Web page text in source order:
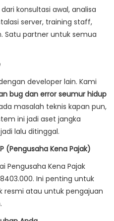
konsultasi awal, analisa
server, training staff,
Satu partner untuk semua
developer lain. Kami
bug dan error seumur hidup
masalah teknis kapan pun,
ini jadi aset jangka
lalu ditinggal.
(Pengusaha Kena Pajak)
Pengusaha Kena Pajak
Ini penting untuk
resmi atau untuk pengajuan